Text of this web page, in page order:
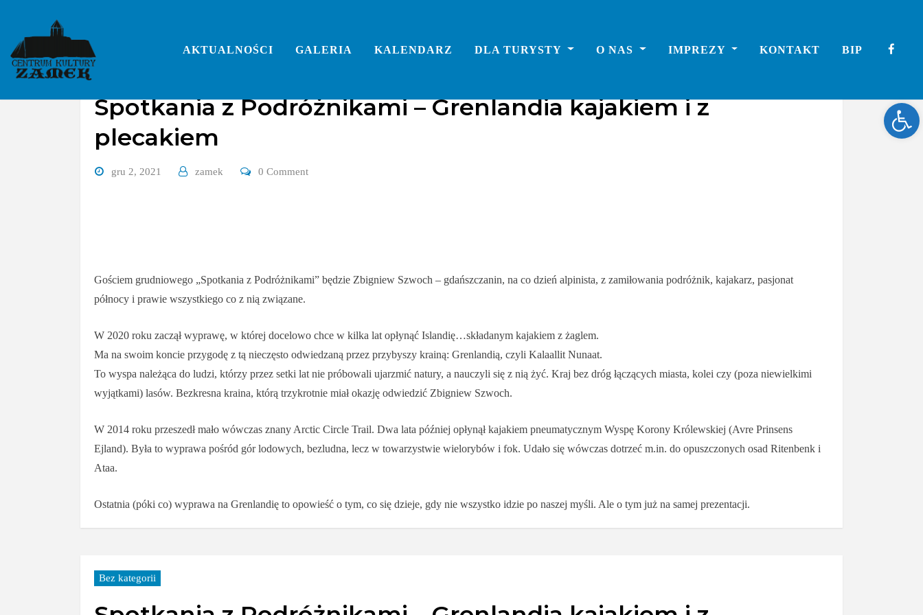
content
AKTUALNOŚCI GALERIA KALENDARZ DLA TURYSTY O NAS IMPREZY KONTAKT BIP
Spotkania z Podróżnikami – Grenlandia kajakiem i z
plecakiem
gru 2, 2021 zamek 0 Comment
Gościem grudniowego „Spotkania z Podróżnikami” będzie Zbigniew Szwoch – gdańszczanin, na co dzień alpinista, z zamiłowania podróżnik, kajakarz, pasjonat
północy i prawie wszystkiego co z nią związane.
W 2020 roku zaczął wyprawę, w której docelowo chce w kilka lat opłynąć Islandię…składanym kajakiem z żaglem.
Ma na swoim koncie przygodę z tą nieczęsto odwiedzaną przez przybyszy krainą: Grenlandią, czyli Kalaallit Nunaat.
To wyspa należąca do ludzi, którzy przez setki lat nie próbowali ujarzmić natury, a nauczyli się z nią żyć. Kraj bez dróg łączących miasta, kolei czy (poza niewielkimi
wyjątkami) lasów. Bezkresna kraina, którą trzykrotnie miał okazję odwiedzić Zbigniew Szwoch.
W 2014 roku przeszedł mało wówczas znany Arctic Circle Trail. Dwa lata później opłynął kajakiem pneumatycznym Wyspę Korony Królewskiej (Avre Prinsens
Ejland). Była to wyprawa pośród gór lodowych, bezludna, lecz w towarzystwie wielorybów i fok. Udało się wówczas dotrzeć m.in. do opuszczonych osad Ritenbenk i
Ataa.
Ostatnia (póki co) wyprawa na Grenlandię to opowieść o tym, co się dzieje, gdy nie wszystko idzie po naszej myśli. Ale o tym już na samej prezentacji.
Bez kategorii